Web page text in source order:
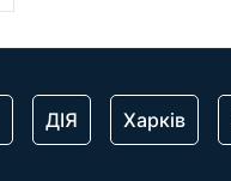
ДІЯ Харків